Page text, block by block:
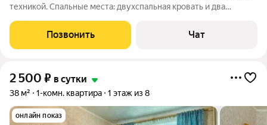
техникой. Спальные места: двухспальная кровать и два
размещения 2+2+2 человек. постельное белье и полотенца.
Все для приготовления пищи,
Позвонить Чат
2 500 ₽ в сутки
38 м² 1-комн. квартира 1 этаж из 8
онлайн показ